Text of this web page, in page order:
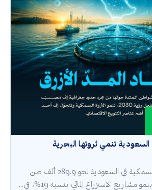
السعودية تنمي ثروتها البحرية
سجل إنتاج الثروة السمكية في السعودية نحو 289.9 ألف طن